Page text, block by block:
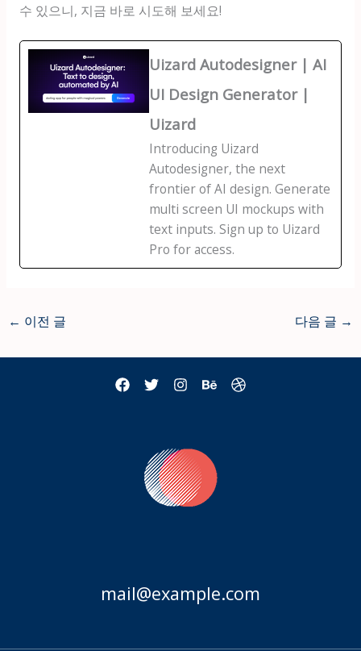
수 있으니, 지금 바로 시도해 보세요!
Uizard Autodesigner | AI
UI Design Generator |
Uizard
Introducing Uizard
Autodesigner, the next
frontier of AI design. Generate
multi screen UI mockups with
text inputs. Sign up to Uizard
Pro for access.
← 이전 글 다음 글 →
mail@example.com